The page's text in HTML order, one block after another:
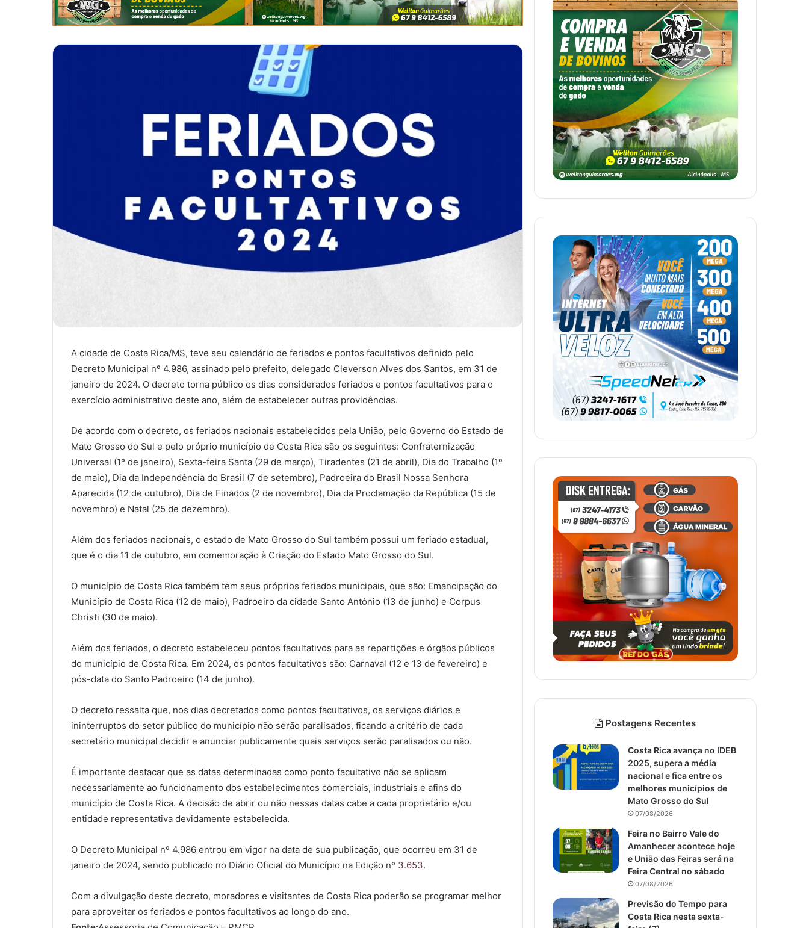
A cidade de Costa Rica/MS, teve seu calendário de feriados e pontos facultativos definido pelo
Decreto Municipal nº 4.986, assinado pelo prefeito, delegado Cleverson Alves dos Santos, em 31 de
janeiro de 2024. O decreto torna público os dias considerados feriados e pontos facultativos para o
exercício administrativo deste ano, além de estabelecer outras providências.
De acordo com o decreto, os feriados nacionais estabelecidos pela União, pelo Governo do Estado de
Mato Grosso do Sul e pelo próprio município de Costa Rica são os seguintes: Confraternização
Universal (1º de janeiro), Sexta-feira Santa (29 de março), Tiradentes (21 de abril), Dia do Trabalho (1º
de maio), Dia da Independência do Brasil (7 de setembro), Padroeira do Brasil Nossa Senhora
Aparecida (12 de outubro), Dia de Finados (2 de novembro), Dia da Proclamação da República (15 de
novembro) e Natal (25 de dezembro).
Além dos feriados nacionais, o estado de Mato Grosso do Sul também possui um feriado estadual,
que é o dia 11 de outubro, em comemoração à Criação do Estado Mato Grosso do Sul.
O município de Costa Rica também tem seus próprios feriados municipais, que são: Emancipação do
Município de Costa Rica (12 de maio), Padroeiro da cidade Santo Antônio (13 de junho) e Corpus
Christi (30 de maio).
Além dos feriados, o decreto estabeleceu pontos facultativos para as repartições e órgãos públicos
do município de Costa Rica. Em 2024, os pontos facultativos são: Carnaval (12 e 13 de fevereiro) e
pós-data do Santo Padroeiro (14 de junho).
O decreto ressalta que, nos dias decretados como pontos facultativos, os serviços diários e
ininterruptos do setor público do município não serão paralisados, ficando a critério de cada
secretário municipal decidir e anunciar publicamente quais serviços serão paralisados ou não.
É importante destacar que as datas determinadas como ponto facultativo não se aplicam
necessariamente ao funcionamento dos estabelecimentos comerciais, industriais e afins do
município de Costa Rica. A decisão de abrir ou não nessas datas cabe a cada proprietário e/ou
entidade representativa devidamente estabelecida.
O Decreto Municipal nº 4.986 entrou em vigor na data de sua publicação, que ocorreu em 31 de
janeiro de 2024, sendo publicado no Diário Oficial do Município na Edição nº 3.653.
Com a divulgação deste decreto, moradores e visitantes de Costa Rica poderão se programar melhor
para aproveitar os feriados e pontos facultativos ao longo do ano.
Postagens Recentes
Costa Rica avança no IDEB
2025, supera a média
nacional e fica entre os
melhores municípios de
Mato Grosso do Sul
07/08/2026
Feira no Bairro Vale do
Amanhecer acontece hoje
e União das Feiras será na
Feira Central no sábado
07/08/2026
Previsão do Tempo para
Costa Rica nesta sexta-